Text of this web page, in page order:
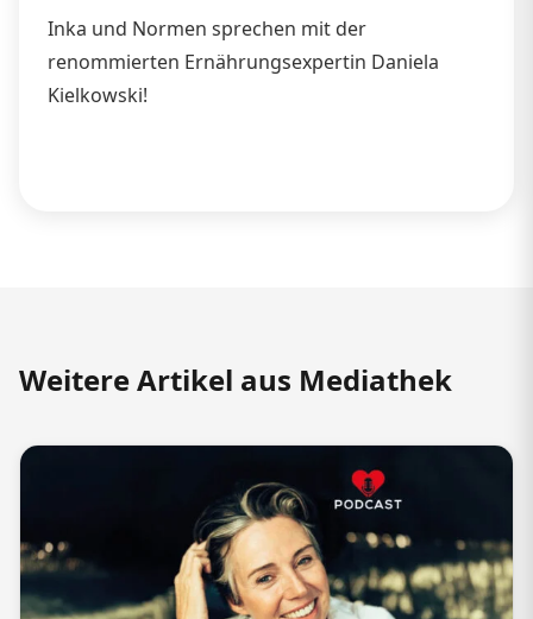
Inka und Normen sprechen mit der
renommierten Ernährungsexpertin Daniela
Kielkowski!
Weitere Artikel aus Mediathek